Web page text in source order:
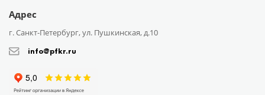
Адрес
г. Санкт-Петербург, ул. Пушкинская, д.10
info@pfkr.ru